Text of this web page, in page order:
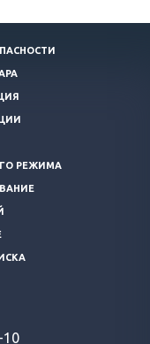
РЕЖИМА
10